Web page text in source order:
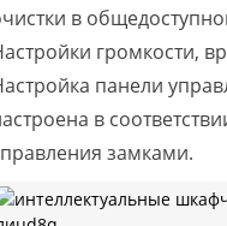
в
громкости,
панели
в
замками.